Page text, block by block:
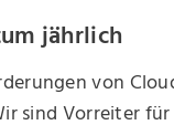
jährlich
von
sind Vorreiter